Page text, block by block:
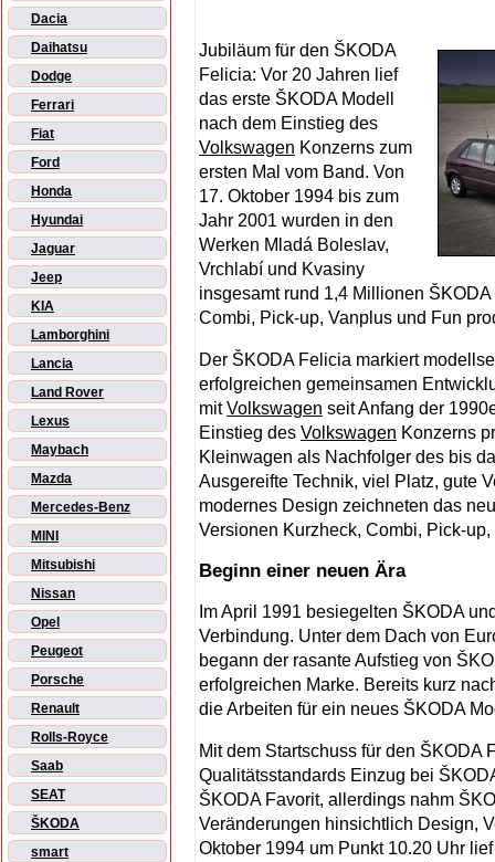
Dacia
Daihatsu
Dodge
Ferrari
Fiat
Ford
Honda
Hyundai
Jaguar
Jeep
KIA
Lamborghini
Lancia
Land Rover
Lexus
Maybach
Mazda
Mercedes-Benz
MINI
Mitsubishi
Nissan
Opel
Peugeot
Porsche
Renault
Rolls-Royce
Saab
SEAT
ŠKODA
smart
Jubiläum für den ŠKODA
Felicia: Vor 20 Jahren lief
das erste ŠKODA Modell
nach dem Einstieg des
Volkswagen Konzerns zum
ersten Mal vom Band. Von
17. Oktober 1994 bis zum
Jahr 2001 wurden in den
Werken Mladá Boleslav,
Vrchlabí und Kvasiny
insgesamt rund 1,4 Millionen
Combi, Pick-up, Vanplus und Fun
Der ŠKODA Felicia markiert
erfolgreichen gemeinsamen
mitVolkswagen seit Anfang der
Einstieg des Volkswagen Konzerns
Kleinwagen als Nachfolger des bis
Ausgereifte Technik, viel Platz, gute
modernes Design zeichneten das
Versionen Kurzheck, Combi, Pick-
Beginn einer neuen Ära
Im April 1991 besiegelten ŠKODA
Verbindung. Unter dem Dach von
begann der rasante Aufstieg von
erfolgreichen Marke. Bereits kurz
die Arbeiten für ein neues ŠKODA
Mit dem Startschuss für den
Qualitätsstandards Einzug bei
ŠKODA Favorit, allerdings nahm
Veränderungen hinsichtlich Design,
Oktober 1994 um Punkt 10.20 Uhr